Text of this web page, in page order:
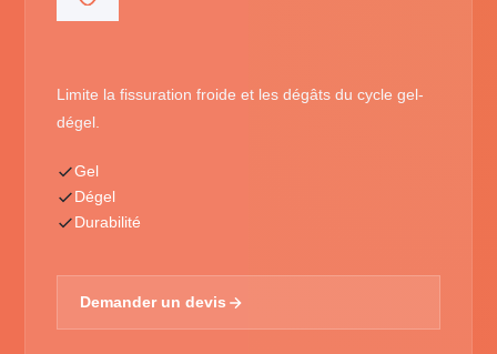
Limite la fissuration froide et les dégâts du cycle gel-
dégel.
Gel
Dégel
Durabilité
Demander un devis